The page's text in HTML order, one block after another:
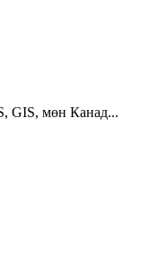
GIS, мөн Канад...